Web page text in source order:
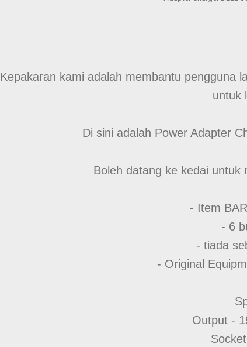
Kepakaran kami adalah membantu pengguna
untuk
Di sini adalah Power Adapter
Boleh datang ke kedai untuk
- Item
- 6
- tiada
- Original
Output -